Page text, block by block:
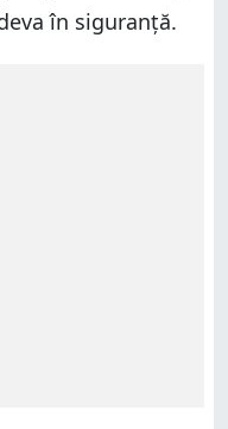
în siguranță.